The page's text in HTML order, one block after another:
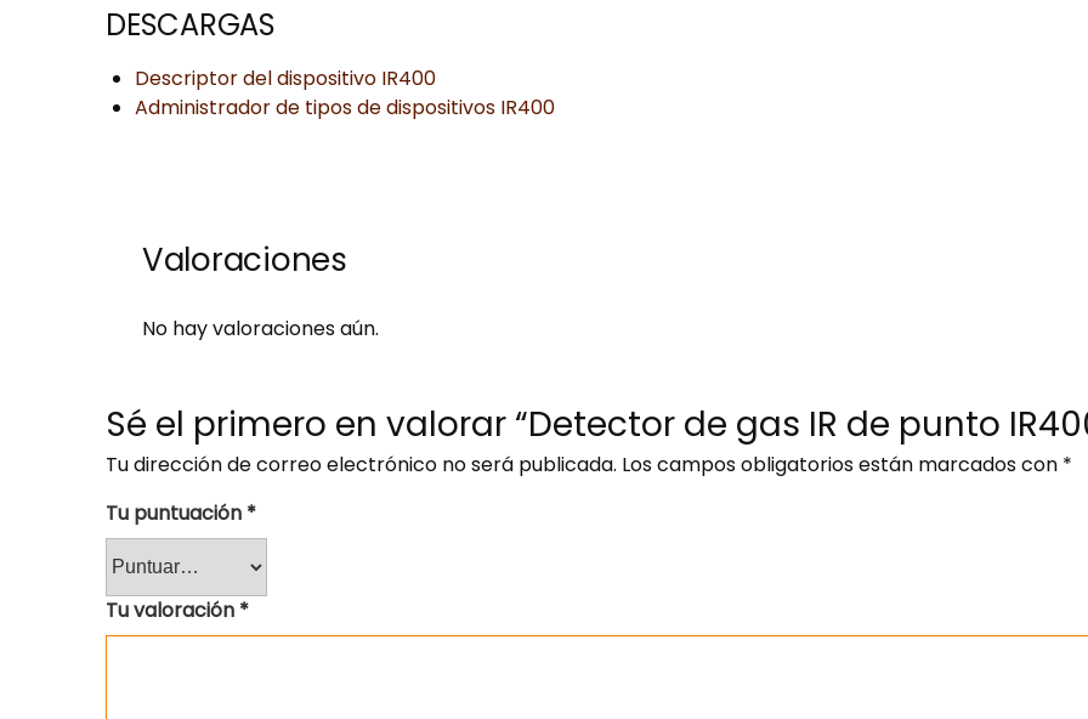
DESCARGAS
Descriptor del dispositivo IR400
Administrador de tipos de dispositivos IR400
Valoraciones
No hay valoraciones aún.
Sé el primero en valorar “Detector de gas IR de punto
Tu dirección de correo electrónico no será publicada. Los campos obligatorios están marcados con *
Tu puntuación *
Tu valoración *